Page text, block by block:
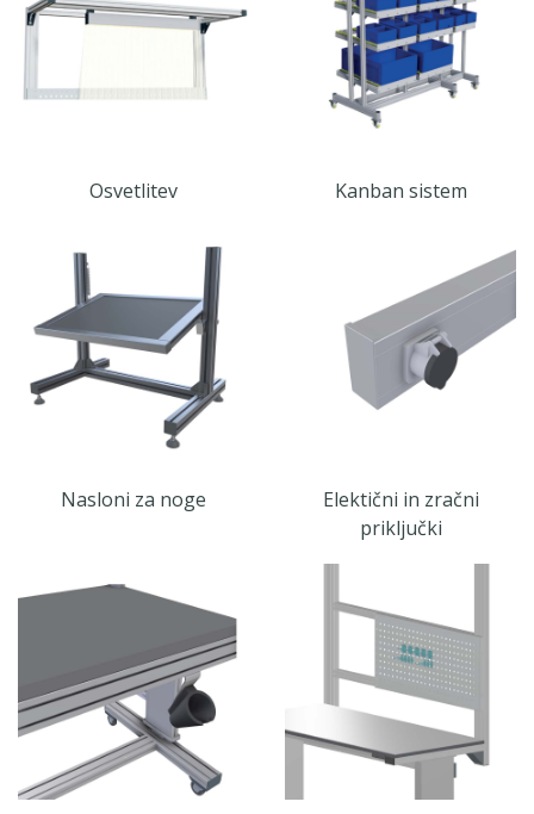
Osvetlitev Kanban sistem
Nasloni za noge
Elektični in zračni
priključki